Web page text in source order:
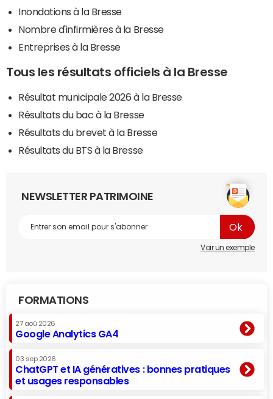
Inondations à la Bresse
Nombre d'infirmières à la Bresse
Entreprises à la Bresse
Tous les résultats officiels à la Bresse
Résultat municipale 2026 à la Bresse
Résultats du bac à la Bresse
Résultats du brevet à la Bresse
Résultats du BTS à la Bresse
NEWSLETTER PATRIMOINE
Voir un exemple
FORMATIONS
27 aoû 2026
Google Analytics GA4
03 sep 2026
ChatGPT et IA génératives : bonnes pratiques
et usages responsables